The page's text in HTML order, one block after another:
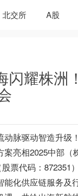
北交所 A股
闪耀株洲
脉驱动智造升级
亮相2025中部（
股票代码：872351
化供应链服务及